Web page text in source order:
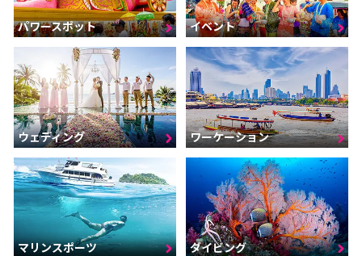
パワースポット イベント
ウェディング ワーケーション
マリンスポーツ ダイビング